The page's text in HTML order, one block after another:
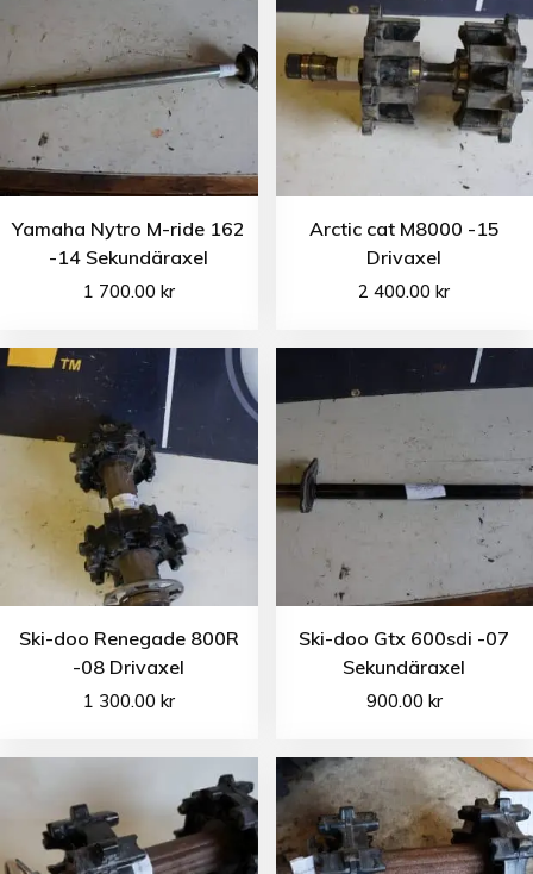
Yamaha Nytro M-ride 162
-14 Sekundäraxel
1 700.00 kr
Arctic cat M8000 -15
Drivaxel
2 400.00kr
Ski-doo Renegade 800R
-08 Drivaxel
1 300.00 kr
Ski-doo Gtx 600sdi -07
Sekundäraxel
900.00 kr